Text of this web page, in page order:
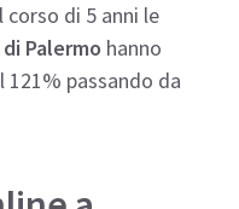
corso di 5 anni le
Palermo hanno
passando da